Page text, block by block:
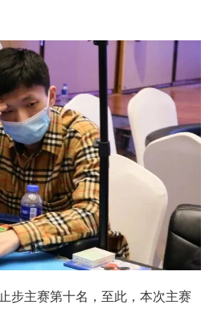
步主赛第十名，至此，本次主赛